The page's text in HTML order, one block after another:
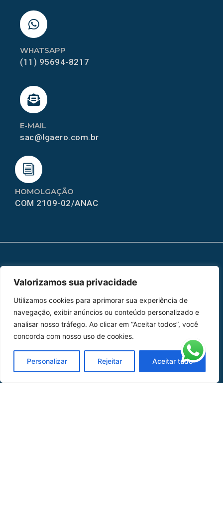
Valorizamos sua privacidade
Utilizamos cookies para aprimorar sua experiência de
navegação, exibir anúncios ou conteúdo personalizado e
analisar nosso tráfego. Ao clicar em “Aceitar todos”, você
concorda com nosso uso de cookies.
Personalizar Rejeitar Aceitar tudo
HOMOLGAÇÃO
COM 2109-02/ANAC
E-MAIL
sac@lgaero.com.br
WHATSAPP
(11) 95694-8217
Peças
Catálogo de Aplicações
Oficina de Mangueiras